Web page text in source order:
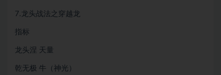
7.龙头战法之穿越龙
指标
龙头涅 天量
乾无极 牛（神光）